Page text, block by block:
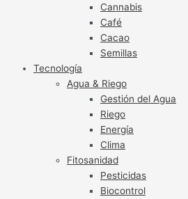
Cannabis
Café
Cacao
Semillas
Tecnología
Agua & Riego
Gestión del Agua
Riego
Energía
Clima
Fitosanidad
Pesticidas
Biocontrol